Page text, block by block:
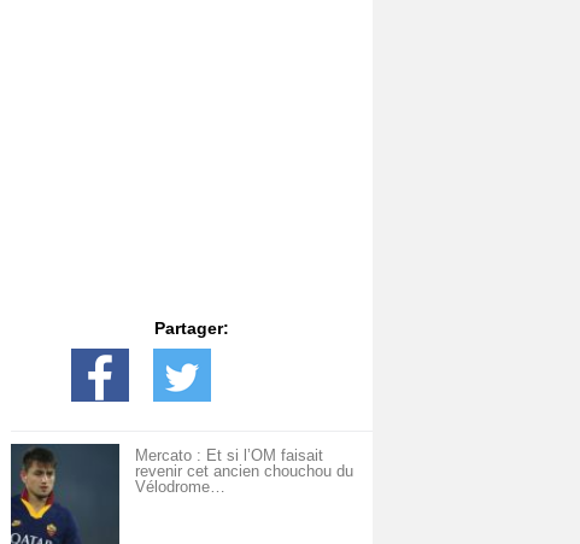
Partager:
Mercato : Et si l’OM faisait
revenir cet ancien chouchou du
Vélodrome…